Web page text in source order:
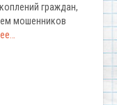
граждан,
мошенников